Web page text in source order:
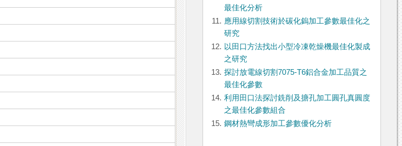
最佳化分析
11. 應用線切割技術於碳化鎢加工參數最佳化之
研究
12. 以田口方法找出小型冷凍乾燥機最佳化製成
之研究
13. 探討放電線切割7075-T6鋁合金加工品質之
最佳化參數
14. 利用田口法探討銑削及搪孔加工圓孔真圓度
之最佳化參數組合
15. 鋼材熱彎成形加工參數優化分析